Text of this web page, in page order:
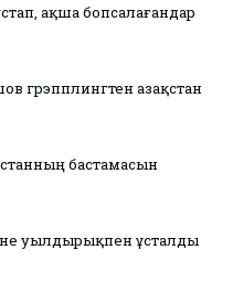
ақша бопсалағандар
Қазақстан
бастамасын
уылдырықпен ұсталды